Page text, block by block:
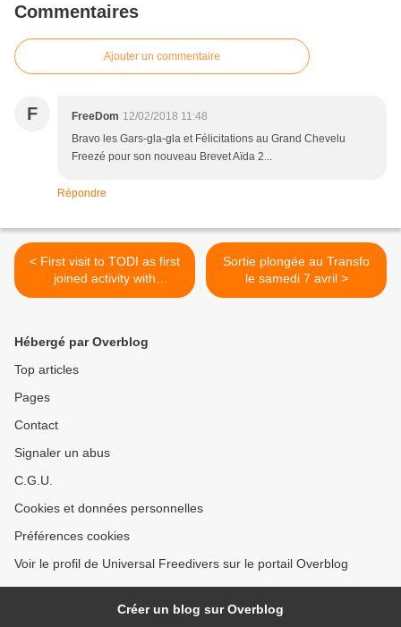
Commentaires
Ajouter un commentaire
F FreeDom 12/02/2018 11:48
Bravo les Gars-gla-gla et Félicitations au Grand Chevelu
Freezé pour son nouveau Brevet Aïda 2...
Répondre
< First visit to TODI as first
joined activity with
Duikschool de Zeekat!
Sortie plongée au Transfo
le samedi 7 avril >
Hébergé par Overblog
Top articles
Pages
Contact
Signaler un abus
C.G.U.
Cookies et données personnelles
Préférences cookies
Voir le profil de Universal Freedivers sur le portail Overblog
Créer un blog sur Overblog